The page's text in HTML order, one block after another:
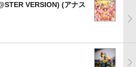
VERSION) (アナス